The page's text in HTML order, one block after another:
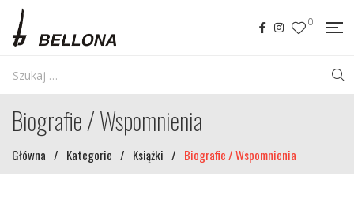
0
Biografie / Wspomnienia
Główna / Kategorie / Książki / Biografie / Wspomnienia